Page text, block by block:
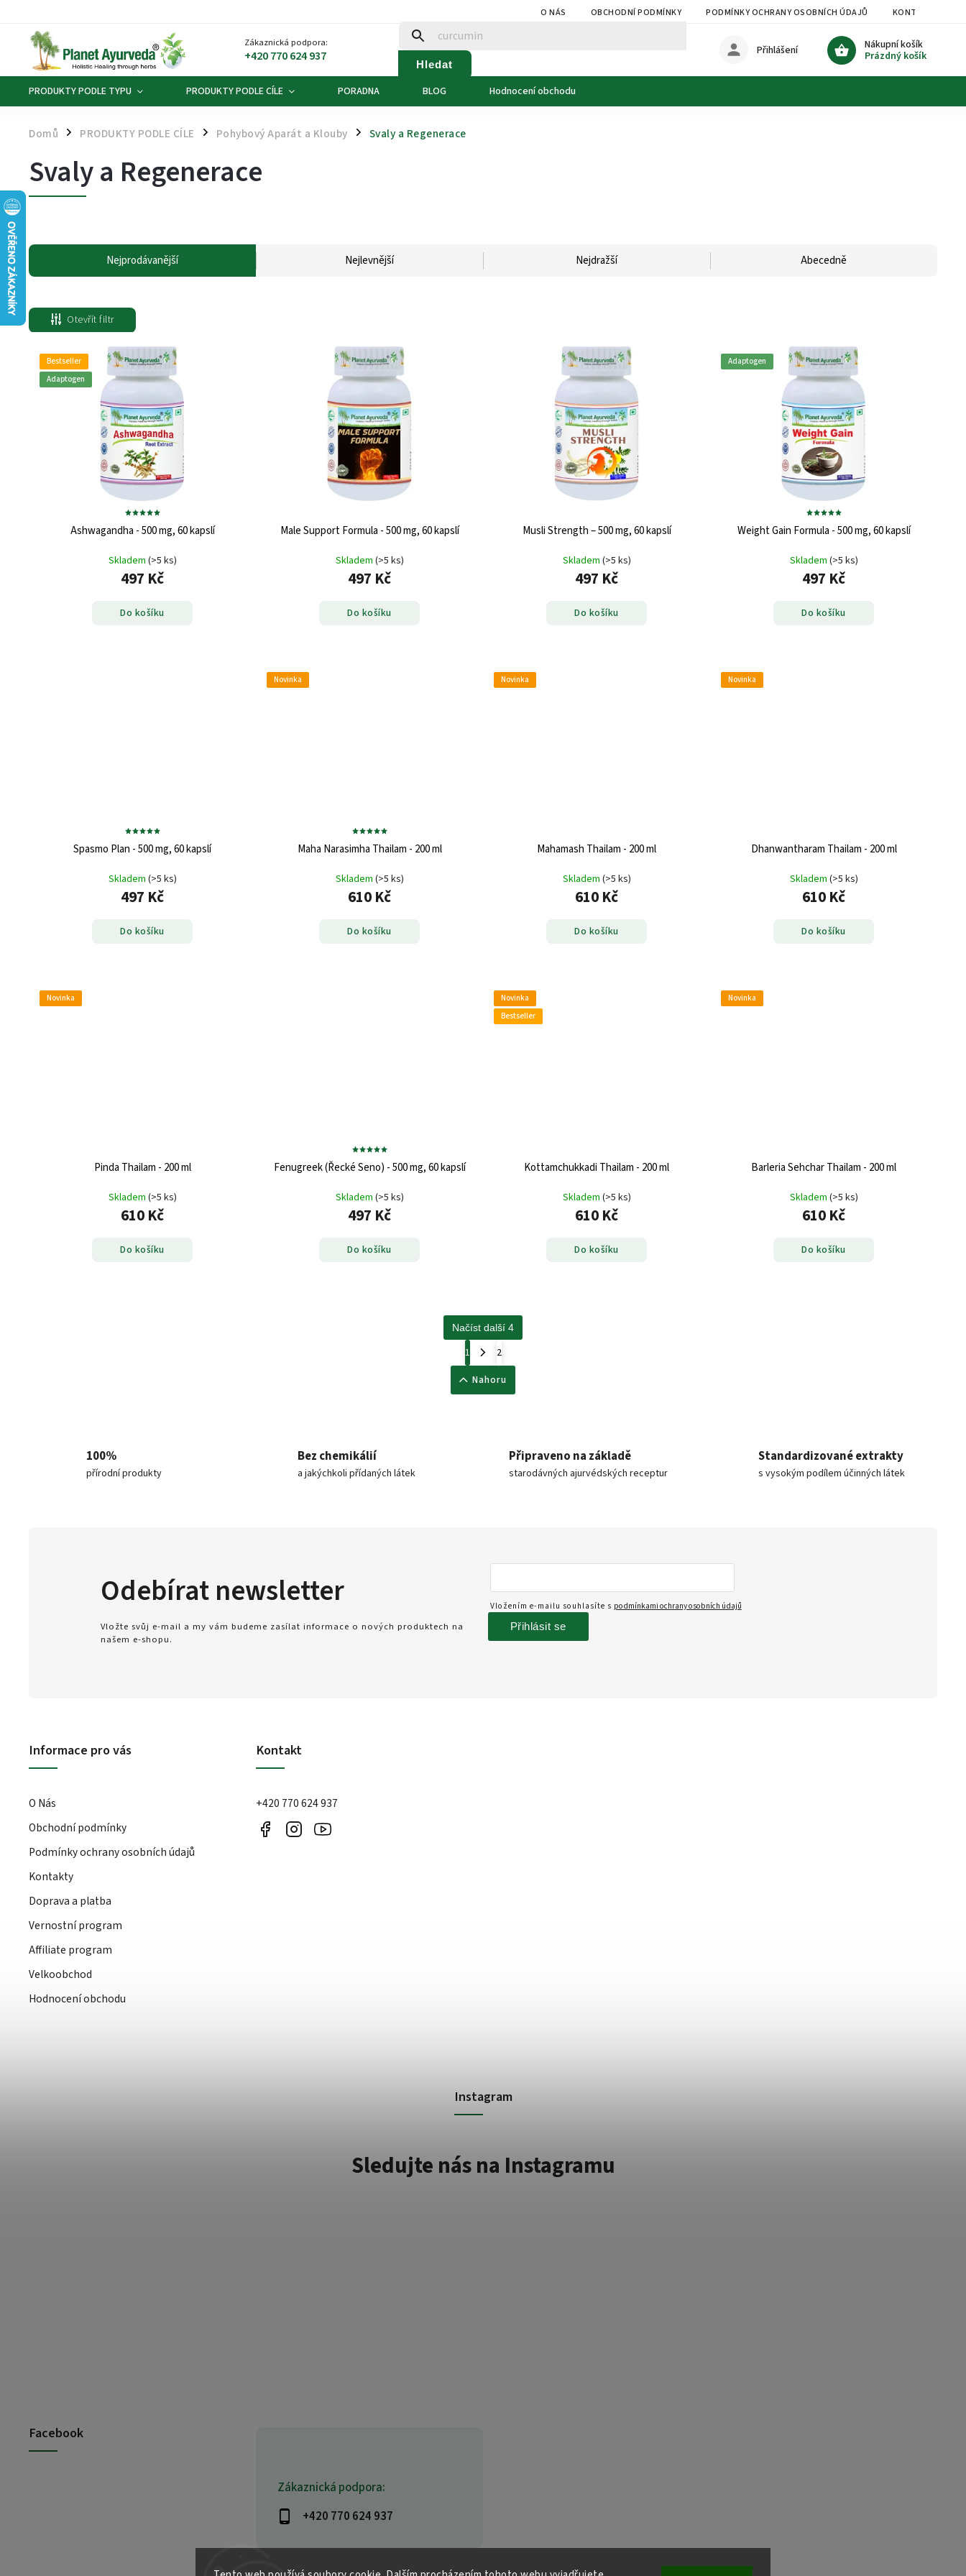
O NÁS OBCHODNÍ PODMÍNKY PODMÍNKY OCHRANY OSOBNÍCH ÚDAJŮ KONTAKTY
Zákaznická podpora:
+420 770 624 937 Hledat
Nákupní košík
Prázdný košík
Přihlášení
PRODUKTY PODLE TYPU PRODUKTY PODLE CÍLE PORADNA BLOG Hodnocení obchodu
Domů / PRODUKTY PODLE CÍLE / Pohybový Aparát a Klouby / Svaly a Regenerace
Svaly a Regenerace
Nejprodávanější Nejlevnější Nejdražší Abecedně
Otevřít filtr
Bestseller
Adaptogen
Ashwagandha - 500 mg, 60 kapslí
Skladem (>5 ks)
497 Kč
Do košíku
Male Support Formula - 500 mg, 60 kapslí
Skladem (>5 ks)
497 Kč
Do košíku
Musli Strength – 500 mg, 60 kapslí
Skladem (>5 ks)
497 Kč
Do košíku
Adaptogen
Weight Gain Formula - 500 mg, 60 kapslí
Skladem (>5 ks)
497 Kč
Do košíku
Spasmo Plan - 500 mg, 60 kapslí
Skladem (>5 ks)
497 Kč
Do košíku
Novinka
Maha Narasimha Thailam - 200 ml
Skladem (>5 ks)
610 Kč
Do košíku
Novinka
Mahamash Thailam - 200 ml
Skladem (>5 ks)
610 Kč
Do košíku
Novinka
Dhanwantharam Thailam - 200 ml
Skladem (>5 ks)
610 Kč
Do košíku
Novinka
Pinda Thailam - 200 ml
Skladem (>5 ks)
610 Kč
Do košíku
Fenugreek (Řecké Seno) - 500 mg, 60 kapslí
Skladem (>5 ks)
497 Kč
Do košíku
Novinka
Bestseller
Kottamchukkadi Thailam - 200 ml
Skladem (>5 ks)
610 Kč
Do košíku
Novinka
Barleria Sehchar Thailam - 200 ml
Skladem (>5 ks)
610 Kč
Do košíku
Načíst další 4
1
2
Nahoru
100%
přírodní produkty
Bez chemikálií
a jakýchkoli přídaných látek
Připraveno na základě
starodávných ajurvédských receptur
Standardizované extrakty
s vysokým podílem účinných látek
Zákaznická podpora:
+420 770 624 937
Informace pro vás
O Nás
Obchodní podmínky
Podmínky ochrany osobních údajů
Kontakty
Doprava a platba
Vernostní program
Affiliate program
Velkoobchod
Hodnocení obchodu
Kontakt
+420 770 624 937
Instagram
Sledujte nás na Instagramu
Facebook
Odebírat newsletter
Vložte svůj e-mail a my vám budeme zasílat informace o nových produktech na
našem e-shopu.
Vložením e-mailu souhlasíte s podmínkami ochrany osobních údajů
Přihlásit se